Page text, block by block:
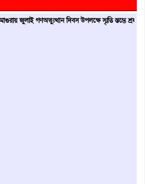
গণঅভ্যুত্থান দিবস উপলক্ষে স্মৃতি স্তম্ভে শ্রদ্ধা নিবেদন